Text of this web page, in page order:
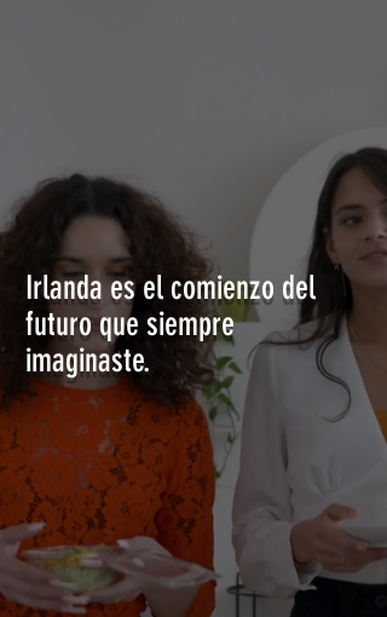
Irlanda es el comienzo del
futuro que siempre
imaginaste.